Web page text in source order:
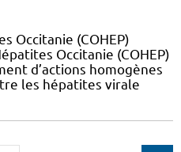
Occitanie (COHEP)
Occitanie (COHEP)
d’actions homogènes
les hépatites virale